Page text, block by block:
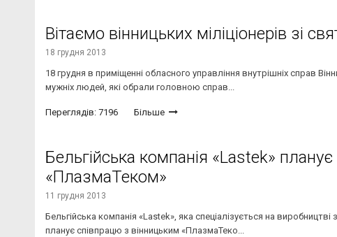
Вітаємо вінницьких міліціонерів зі
18 грудня 2013
18 грудня в приміщенні обласного управління внутрішніх справ
мужніх людей, які обрали головною справ...
Переглядів: 7196 Більше
Бельгійська компанія «Lastek»
«ПлазмаТеком»
11 грудня 2013
Бельгійська компанія «Lastek», яка спеціалізується на
планує співпрацю з вінницьким «ПлазмаТеко...